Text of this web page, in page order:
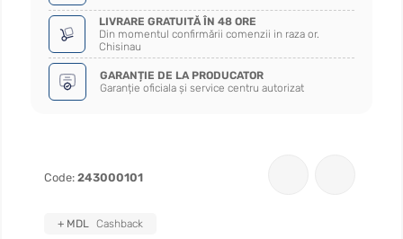
LIVRARE GRATUITĂ ÎN 48 ORE
Din momentul confirmării comenzii in raza or.
Chisinau
GARANȚIE DE LA PRODUCATOR
Garanție oficiala și service centru autorizat
Code: 243000101
+ MDL Cashback